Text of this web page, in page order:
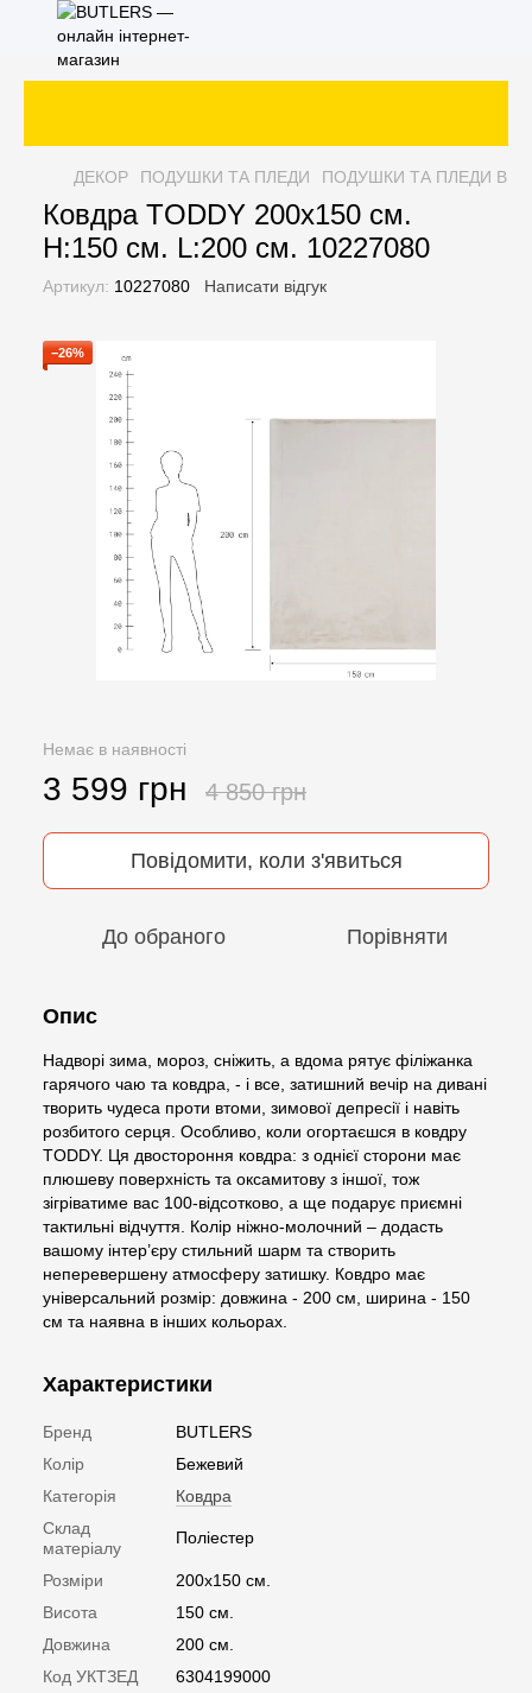
ДЕКОР ПОДУШКИ ТА ПЛЕДИ ПОДУШКИ ТА ПЛЕДИ
Ковдра TODDY 200х150 см.
H:150 см. L:200 см. 10227080
Артикул: 10227080 Написати відгук
−26%
Немає в наявності
3 599 грн 4 850 грн
Повідомити, коли з'явиться
До обраного Порівняти
Опис
Надворі зима, мороз, сніжить, а вдома рятує філіжанка
гарячого чаю та ковдра, - і все, затишний вечір на дивані
творить чудеса проти втоми, зимової депресії і навіть
розбитого серця. Особливо, коли огортаєшся в ковдру
TODDY. Ця двостороння ковдра: з однієї сторони має
плюшеву поверхність та оксамитову з іншої, тож
зігріватиме вас 100-відсотково, а ще подарує приємні
тактильні відчуття. Колір ніжно-молочний – додасть
вашому інтер’єру стильний шарм та створить
неперевершену атмосферу затишку. Ковдро має
універсальний розмір: довжина - 200 см, ширина - 150
см та наявна в інших кольорах.
Характеристики
Бренд
BUTLERS
Колір
Бежевий
Категорія
Ковдра
Склад
матеріалу
Поліестер
Розміри
200х150 см.
Висота
150 см.
Довжина
200 см.
Код УКТЗЕД
6304199000